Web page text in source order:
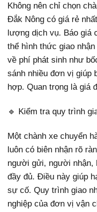
Không nên chỉ chọn
Đắk Nông có giá rẻ
lượng dịch vụ. Báo giá
thể hình thức giao
về phí phát sinh như
sánh nhiều đơn vị giúp
hợp. Quan trọng là giá
🔹 Kiểm tra quy trình
Một chành xe chuyển
luôn có biên nhận rõ
người gửi, người nhận,
đầy đủ. Điều này giúp
sự cố. Quy trình giao
nghiệp của đơn vị vận